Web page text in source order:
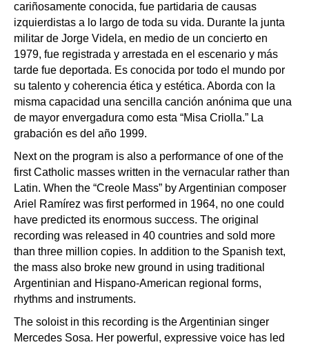
cariñosamente conocida, fue partidaria de causas
izquierdistas a lo largo de toda su vida. Durante la junta
militar de Jorge Videla, en medio de un concierto en
1979, fue registrada y arrestada en el escenario y más
tarde fue deportada. Es conocida por todo el mundo por
su talento y coherencia ética y estética. Aborda con la
misma capacidad una sencilla canción anónima que una
de mayor envergadura como esta “Misa Criolla.” La
grabación es del año 1999.
Next on the program is also a performance of one of the
first Catholic masses written in the vernacular rather than
Latin. When the “Creole Mass” by Argentinian composer
Ariel Ramírez was first performed in 1964, no one could
have predicted its enormous success. The original
recording was released in 40 countries and sold more
than three million copies. In addition to the Spanish text,
the mass also broke new ground in using traditional
Argentinian and Hispano-American regional forms,
rhythms and instruments.
The soloist in this recording is the Argentinian singer
Mercedes Sosa. Her powerful, expressive voice has led